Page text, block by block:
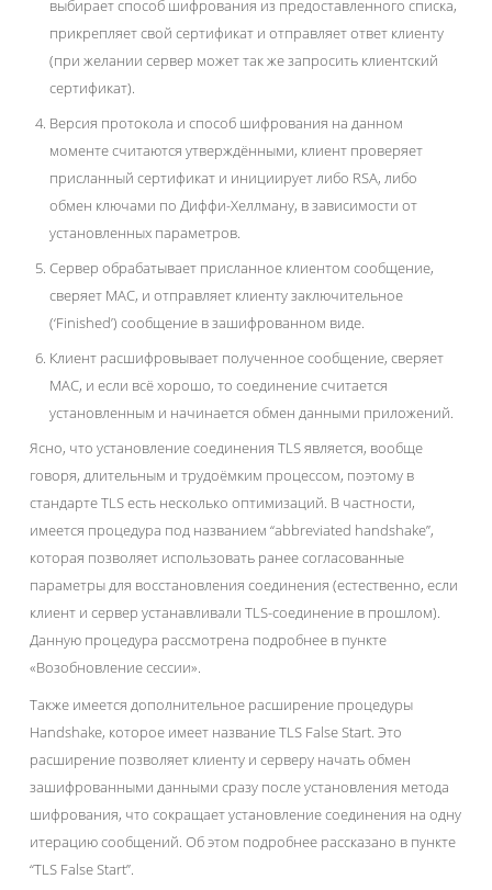
выбирает способ шифрования из предоставленного списка,
прикрепляет свой сертификат и отправляет ответ клиенту
(при желании сервер может так же запросить клиентский
сертификат).
Версия протокола и способ шифрования на данном
моменте считаются утверждёнными, клиент проверяет
присланный сертификат и инициирует либо RSA, либо
обмен ключами по Диффи-Хеллману, в зависимости от
установленных параметров.
Сервер обрабатывает присланное клиентом сообщение,
сверяет MAC, и отправляет клиенту заключительное
(‘Finished’) сообщение в зашифрованном виде.
Клиент расшифровывает полученное сообщение, сверяет
MAC, и если всё хорошо, то соединение считается
установленным и начинается обмен данными приложений.
Ясно, что установление соединения TLS является, вообще
говоря, длительным и трудоёмким процессом, поэтому в
стандарте TLS есть несколько оптимизаций. В частности,
имеется процедура под названием “abbreviated handshake”,
которая позволяет использовать ранее согласованные
параметры для восстановления соединения (естественно, если
клиент и сервер устанавливали TLS-соединение в прошлом).
Данную процедура рассмотрена подробнее в пункте
«Возобновление сессии».
Также имеется дополнительное расширение процедуры
Handshake, которое имеет название TLS False Start. Это
расширение позволяет клиенту и серверу начать обмен
зашифрованными данными сразу после установления метода
шифрования, что сокращает установление соединения на одну
итерацию сообщений. Об этом подробнее рассказано в пункте
“TLS False Start”.